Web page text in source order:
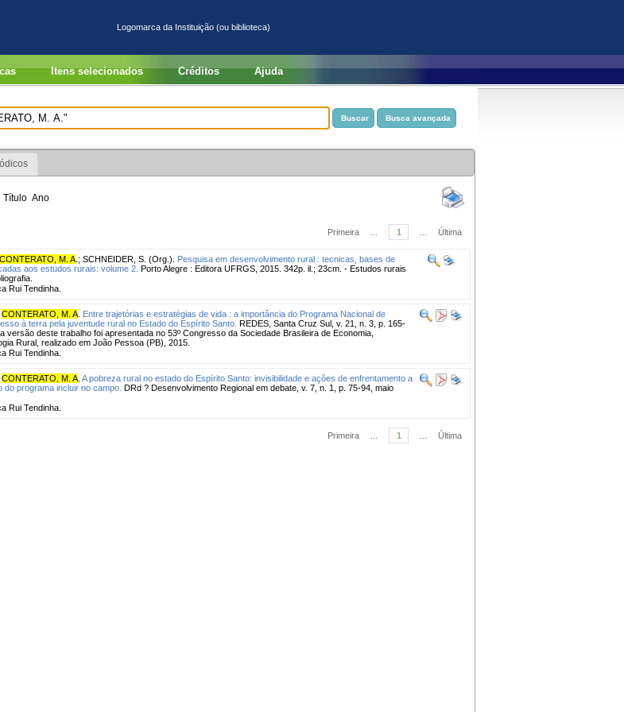
Logomarca da Instituição (ou biblioteca)
Itens selecionados Créditos Ajuda
Título Ano
Primeira 1 Última
CONTERATO, M. A ; SCHNEIDER, S. (Org.).
Pesquisa em desenvolvimento rural : tecnicas, bases de
aos estudos rurais: volume 2. Porto Alegre : Editora UFRGS, 2015. 342p. il.; 23cm. - Estudos rurais
Rui Tendinha.
CONTERATO, M. A Entre trajetórias e estratégias de vida : a importância do Programa Nacional de
à terra pela juventude rural no Estado do Espírito Santo. REDES, Santa Cruz Sul, v. 21, n. 3, p. 165-
versão deste trabalho foi apresentada no 53º Congresso da Sociedade Brasileira de Economia,
Rural, realizado em João Pessoa (PB), 2015.
Rui Tendinha.
CONTERATO, M. A A pobreza rural no estado do Espírito Santo: invisibilidade e ações de enfrentamento a
do programa incluir no campo. DRd ? Desenvolvimento Regional em debate, v. 7, n. 1, p. 75-94, maio
Rui Tendinha.
Primeira 1 Última